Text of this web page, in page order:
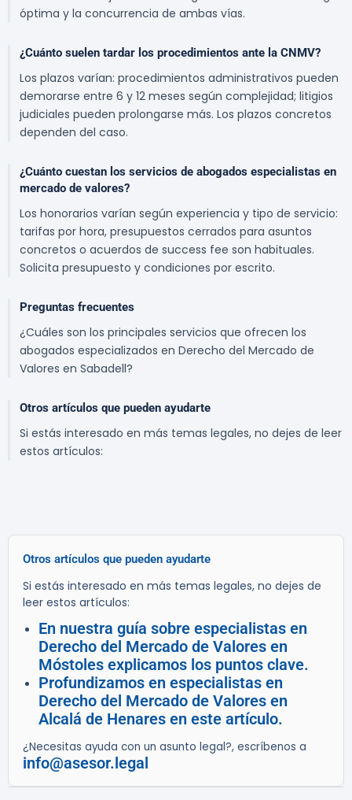
óptima y la concurrencia de ambas vías.
¿Cuánto suelen tardar los procedimientos ante la CNMV?
Los plazos varían: procedimientos administrativos pueden
demorarse entre 6 y 12 meses según complejidad; litigios
judiciales pueden prolongarse más. Los plazos concretos
dependen del caso.
¿Cuánto cuestan los servicios de abogados especialistas en
mercado de valores?
Los honorarios varían según experiencia y tipo de servicio:
tarifas por hora, presupuestos cerrados para asuntos
concretos o acuerdos de success fee son habituales.
Solicita presupuesto y condiciones por escrito.
Preguntas frecuentes
¿Cuáles son los principales servicios que ofrecen los
abogados especializados en Derecho del Mercado de
Valores en Sabadell?
Otros artículos que pueden ayudarte
Si estás interesado en más temas legales, no dejes de leer
estos artículos:
Otros artículos que pueden ayudarte
Si estás interesado en más temas legales, no dejes de
leer estos artículos:
En nuestra guía sobre especialistas en
Derecho del Mercado de Valores en
Móstoles explicamos los puntos clave.
Profundizamos en especialistas en
Derecho del Mercado de Valores en
Alcalá de Henares en este artículo.
¿Necesitas ayuda con un asunto legal?, escríbenos a
info@asesor.legal